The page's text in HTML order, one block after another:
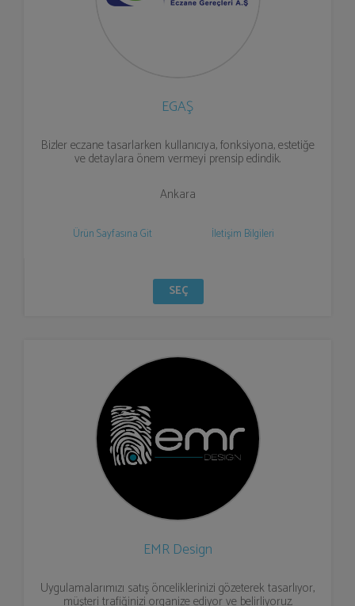
EGAŞ
Bizler eczane tasarlarken kullanıcıya, fonksiyona, estetiğe
ve detaylara önem vermeyi prensip edindik.
Ankara
Ürün Sayfasına Git İletişim Bilgileri
SEÇ
EMR Design
Uygulamalarımızı satış önceliklerinizi gözeterek tasarlıyor,
müşteri trafiğinizi organize ediyor ve belirliyoruz.